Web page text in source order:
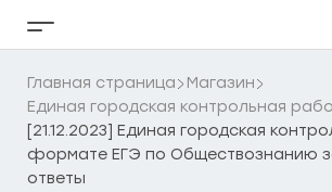
Кнопка
бокового
меню
Главная страница
Магазин
Единая городская контрольная
[21.12.2023] Единая городская
формате ЕГЭ по Обществознанию
ответы